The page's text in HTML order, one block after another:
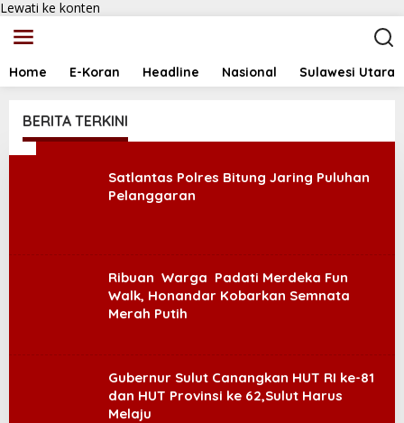
Lewati ke konten
Home E-Koran Headline Nasional Sulawesi Utara
BERITA TERKINI
Satlantas Polres Bitung Jaring Puluhan
Pelanggaran
Ribuan Warga Padati Merdeka Fun
Walk, Honandar Kobarkan Semnata
Merah Putih
Gubernur Sulut Canangkan HUT RI ke-81
dan HUT Provinsi ke 62,Sulut Harus
Melaju